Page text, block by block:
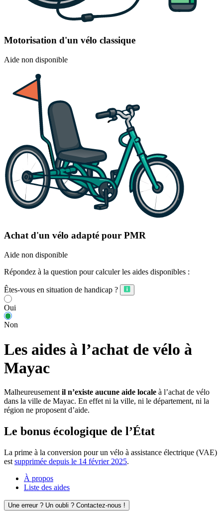
Motorisation d'un vélo classique
Aide non disponible
Achat d'un vélo adapté pour PMR
Aide non disponible
Répondez à la question pour calculer les aides disponibles :
Êtes-vous en situation de handicap ?
Oui
Non
Les aides à l’achat de vélo à
Mayac
Malheureusement il n’existe aucune aide locale à l’achat de vélo
dans la ville de Mayac. En effet ni la ville, ni le département, ni la
région ne proposent d’aide.
Le bonus écologique de l’État
La prime à la conversion pour un vélo à assistance électrique (VAE)
est supprimée depuis le 14 février 2025.
À propos
Liste des aides
Une erreur ? Un oubli ? Contactez-nous !